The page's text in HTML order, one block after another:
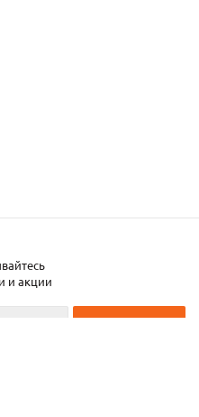
и акции